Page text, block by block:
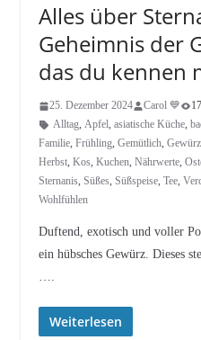
Alles über
Geheimnis der
das du kennen
25. Dezember 2024 Carol 💙
Alltag, Apfel, asiatische Küche,
Familie, Frühling, Gemütlich, Gewürz
Herbst, Kos, Kuchen, Nährwerte,
Sternanis, Süßes, Süßspeise, Tee,
Wohlfühlen
Duftend, exotisch und voller
ein hübsches Gewürz. Dieses
….
Weiterlesen